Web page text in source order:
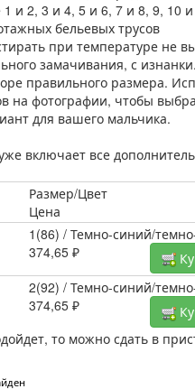
1 и 2, 3 и 4, 5 и 6, 7 и 8, 9, 10
бельевых трусов
при температуре не
замачивания, с
правильного размера.
на фотографии, чтобы
для вашего мальчика.
включает все
Размер/Цвет
Цена
1(86) / Темно-синий/
374,65 ₽
2(92) / Темно-синий/
374,65 ₽
то можно сдать в